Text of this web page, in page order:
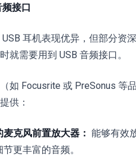
频接口
USB 耳机表现优异，但部分资
就需要用到 USB 音频接口。
如 Focusrite 或 PreSonus 等
供：
麦克风前置放大器： 能够有效
更丰富的音频。